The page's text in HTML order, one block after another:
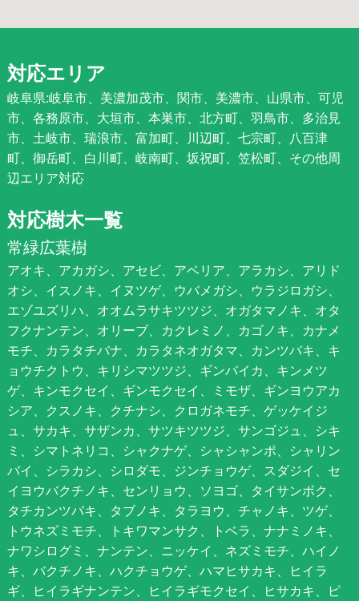
対応エリア
岐阜県:岐阜市、美濃加茂市、関市、美濃市、山県市、可児
市、各務原市、大垣市、本巣市、北方町、羽鳥市、多治見
市、土岐市、瑞浪市、富加町、川辺町、七宗町、八百津
町、御岳町、白川町、岐南町、坂祝町、笠松町、その他周
辺エリア対応
対応樹木一覧
常緑広葉樹
アオキ、アカガシ、アセビ、アベリア、アラカシ、アリド
オシ、イスノキ、イヌツゲ、ウバメガシ、ウラジロガシ、
エゾユズリハ、オオムラサキツツジ、オガタマノキ、オタ
フクナンテン、オリーブ、カクレミノ、カゴノキ、カナメ
モチ、カラタチバナ、カラタネオガタマ、カンツバキ、キ
ョウチクトウ、キリシマツツジ、ギンバイカ、キンメツ
ゲ、キンモクセイ、ギンモクセイ、ミモザ、ギンヨウアカ
シア、クスノキ、クチナシ、クロガネモチ、ゲッケイジ
ュ、サカキ、サザンカ、サツキツツジ、サンゴジュ、シキ
ミ、シマトネリコ、シャクナゲ、シャシャンポ、シャリン
バイ、シラカシ、シロダモ、ジンチョウゲ、スダジイ、セ
イヨウバクチノキ、センリョウ、ソヨゴ、タイサンボク、
タチカンツバキ、タブノキ、タラヨウ、チャノキ、ツゲ、
トウネズミモチ、トキワマンサク、トベラ、ナナミノキ、
ナワシログミ、ナンテン、ニッケイ、ネズミモチ、ハイノ
キ、バクチノキ、ハクチョウゲ、ハマヒサカキ、ヒイラ
ギ、ヒイラギナンテン、ヒイラギモクセイ、ヒサカキ、ピ